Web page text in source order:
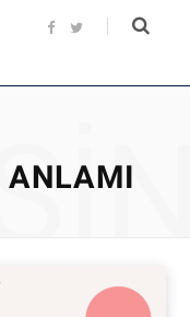
F
b
t
ANLAMI